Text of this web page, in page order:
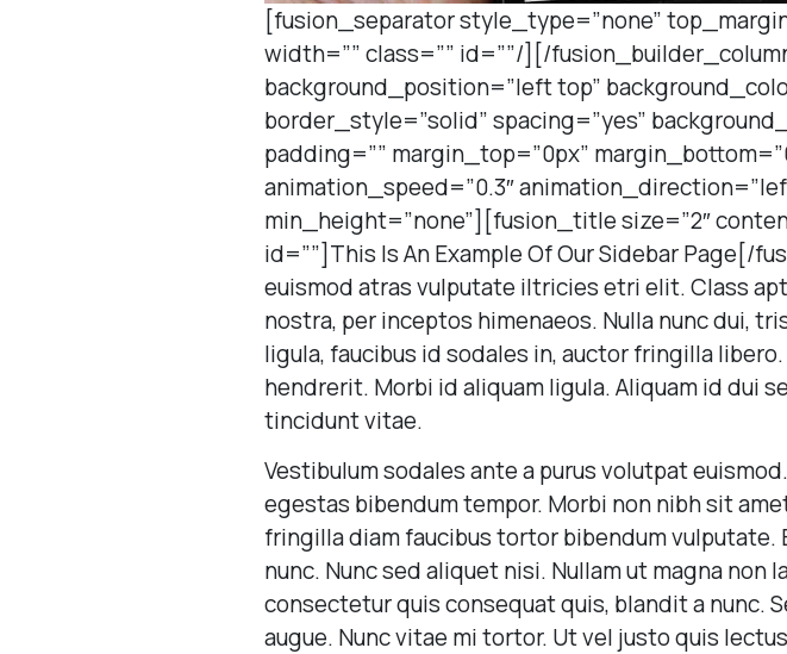
[fusion_separator style_type=”none”
width=”” class=”” id=””/][/
background_position=”left top”
border_style=”solid” spacing=”yes”
padding=”” margin_top=”0px”
animation_speed=”0.3″
min_height=”none”][fusion_title size=”2″
id=””]This Is An Example Of Our Sidebar
euismod atras vulputate iltricies etri elit. Class
nostra, per inceptos himenaeos. Nulla nunc dui,
ligula, faucibus id sodales in, auctor fringilla
hendrerit. Morbi id aliquam ligula. Aliquam id dui
tincidunt vitae.
Vestibulum sodales ante a purus volutpat
egestas bibendum tempor. Morbi non nibh sit
fringilla diam faucibus tortor bibendum vulputate.
nunc. Nunc sed aliquet nisi. Nullam ut magna non
consectetur quis consequat quis, blandit a nunc.
augue. Nunc vitae mi tortor. Ut vel justo quis